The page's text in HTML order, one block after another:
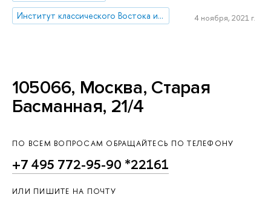
Институт классического Востока и античности
4 ноября, 2021 г.
105066, Москва, Старая
Басманная, 21/4
ПО ВСЕМ ВОПРОСАМ ОБРАЩАЙТЕСЬ ПО ТЕЛЕФОНУ
+7 495 772-95-90 *22161
ИЛИ ПИШИТЕ НА ПОЧТУ